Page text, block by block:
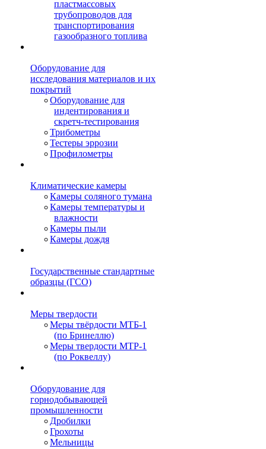
пластмассовых
трубопроводов для
транспортирования
газообразного топлива
Оборудование для
исследования материалов и их
покрытий
Оборудование для
индентирования и
скретч-тестирования
Трибометры
Тестеры эррозии
Профилометры
Климатические камеры
Камеры соляного тумана
Камеры температуры и
влажности
Камеры пыли
Камеры дождя
Государственные стандартные
образцы (ГСО)
Меры твердости
Меры твёрдости МТБ-1
(по Бринеллю)
Меры твердости МТР-1
(по Роквеллу)
Оборудование для
горнодобывающей
промышленности
Дробилки
Грохоты
Мельницы